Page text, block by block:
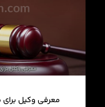
معرفی وکیل برای